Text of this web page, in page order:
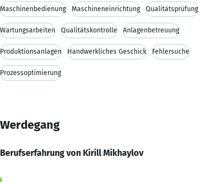
Maschinenbedienung Maschineneinrichtung Qualitätsprüfung
Wartungsarbeiten Qualitätskontrolle Anlagenbetreuung
Produktionsanlagen Handwerkliches Geschick Fehlersuche
Prozessoptimierung
Werdegang
Berufserfahrung von Kirill Mikhaylov